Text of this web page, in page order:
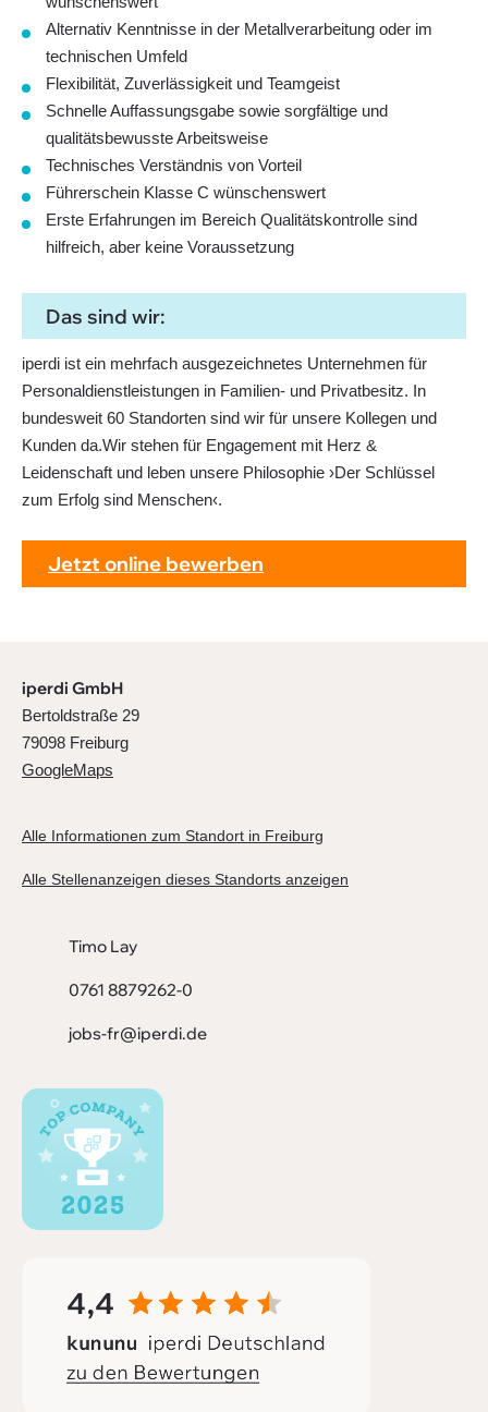
Alternativ Kenntnisse in der Metallverarbeitung oder im
technischen Umfeld
Flexibilität, Zuverlässigkeit und Teamgeist
Schnelle Auffassungsgabe sowie sorgfältige und
qualitätsbewusste Arbeitsweise
Technisches Verständnis von Vorteil
Führerschein Klasse C wünschenswert
Erste Erfahrungen im Bereich Qualitätskontrolle sind
hilfreich, aber keine Voraussetzung
Das sind wir:
iperdi ist ein mehrfach ausgezeichnetes Unternehmen für
Personaldienstleistungen in Familien- und Privatbesitz. In
bundesweit 60 Standorten sind wir für unsere Kollegen und
Kunden da.Wir stehen für Engagement mit Herz &
Leidenschaft und leben unsere Philosophie ›Der Schlüssel
zum Erfolg sind Menschen‹.
Jetzt online bewerben
iperdi GmbH
Bertoldstraße 29
79098 Freiburg
GoogleMaps
Alle Informationen zum Standort in Freiburg
Alle Stellenanzeigen dieses Standorts anzeigen
Timo Lay
0761 8879262-0
jobs-fr@iperdi.de